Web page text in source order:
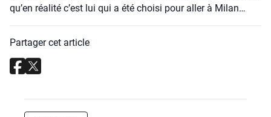
qu’en réa­li­té c’est lui qui a été choi­si pour aller à Milan…
Partager cet article